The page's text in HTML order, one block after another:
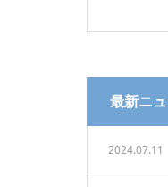
最新ニ
2024.07.11